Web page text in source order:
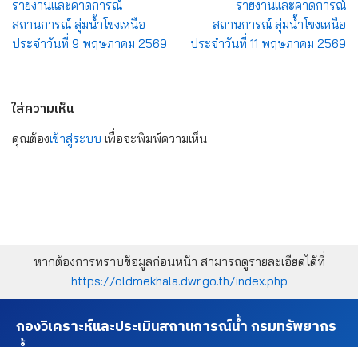
รายงานและคาดการณ์
สถานการณ์ ลุ่มน้ำโขงเหนือ
ประจำวันที่ 9 พฤษภาคม 2569
รายงานและคาดการณ์
สถานการณ์ ลุ่มน้ำโขงเหนือ
ประจำวันที่ 11 พฤษภาคม 2569
ใส่ความเห็น
คุณต้องเข้าสู่ระบบ เพื่อจะพิมพ์ความเห็น
หากต้องการทราบข้อมูลก่อนหน้า สามารถดูรายละเอียดได้ที่
https://oldmekhala.dwr.go.th/index.php
กองวิเคราะห์และประเมินสถานการณ์น้ำ กรมทรัพยากร